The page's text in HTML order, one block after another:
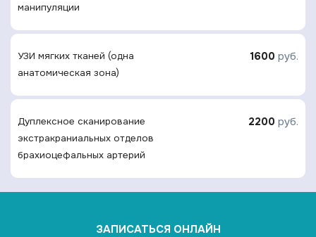
манипуляции
УЗИ мягких тканей (одна
анатомическая зона)
1600 руб.
Дуплексное сканирование
экстракраниальных отделов
брахиоцефальных артерий
2200 руб.
ЗАПИСАТЬСЯ ОНЛАЙН